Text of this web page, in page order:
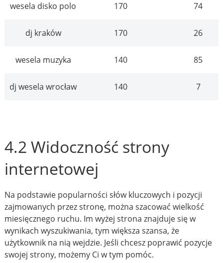
wesela disko polo 170 74
dj kraków 170 26
wesela muzyka 140 85
dj wesela wrocław 140 7
4.2 Widoczność strony
internetowej
Na podstawie popularności słów kluczowych i pozycji
zajmowanych przez stronę, można szacować wielkość
miesięcznego ruchu. Im wyżej strona znajduje się w
wynikach wyszukiwania, tym większa szansa, że
użytkownik na nią wejdzie. Jeśli chcesz poprawić pozycje
swojej strony, możemy Ci w tym pomóc.